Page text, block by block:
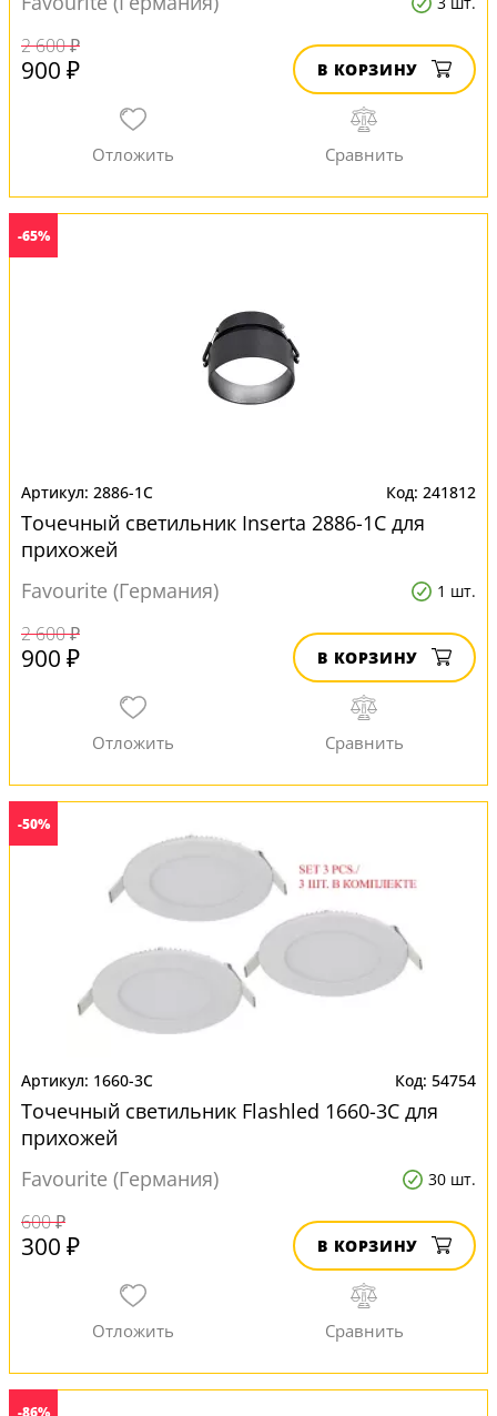
2 600 ₽
900 ₽ В КОРЗИНУ
-65%
2886-1C 241812
Точечный светильник Inserta 2886-1C для
прихожей
Favourite (Германия)
1 шт.
2 600 ₽
900 ₽ В КОРЗИНУ
-50%
1660-3C 54754
Точечный светильник Flashled 1660-3C для
прихожей
Favourite (Германия)
30 шт.
600 ₽
300 ₽ В КОРЗИНУ
-86%